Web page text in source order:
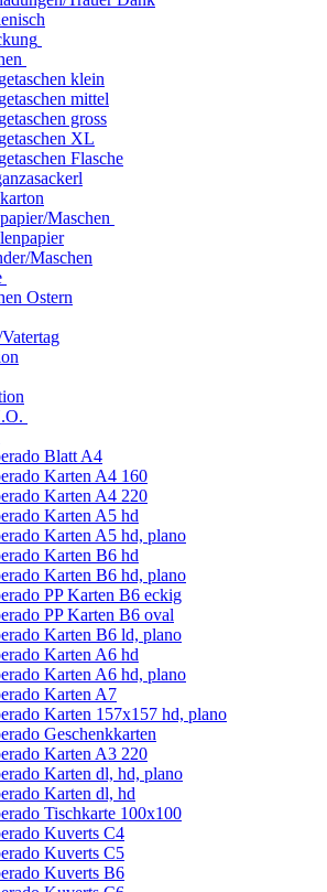
klein
mittel
gross
XL
Flasche
Maschen
Maschen
Ostern
Blatt A4
Karten A4 160
Karten A4 220
Karten A5 hd
Karten A5 hd, plano
Karten B6 hd
Karten B6 hd, plano
PP Karten B6 eckig
PP Karten B6 oval
Karten B6 ld, plano
Karten A6 hd
Karten A6 hd, plano
Karten A7
Karten 157x157 hd, plano
Geschenkkarten
Karten A3 220
Karten dl, hd, plano
Karten dl, hd
Tischkarte 100x100
Kuverts C4
Kuverts C5
Kuverts B6